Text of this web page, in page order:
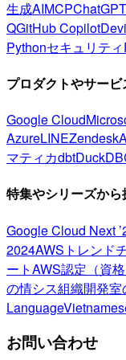
生成AIMCPChatGPT
QGitHub Copilot
Pythonセキュリティ
プロダクトやサー
Google Cloud
AzureLINEZendesk
マティカdbtDuckDB
特集やシリーズから
Google Cloud Next
2024AWSトレンド
ートAWS認定（資格
の情シス組織開発室
Language
お問い合わせ